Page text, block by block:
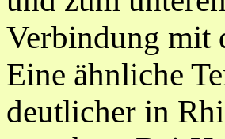
Verbindung mit
Eine ähnliche
deutlicher in